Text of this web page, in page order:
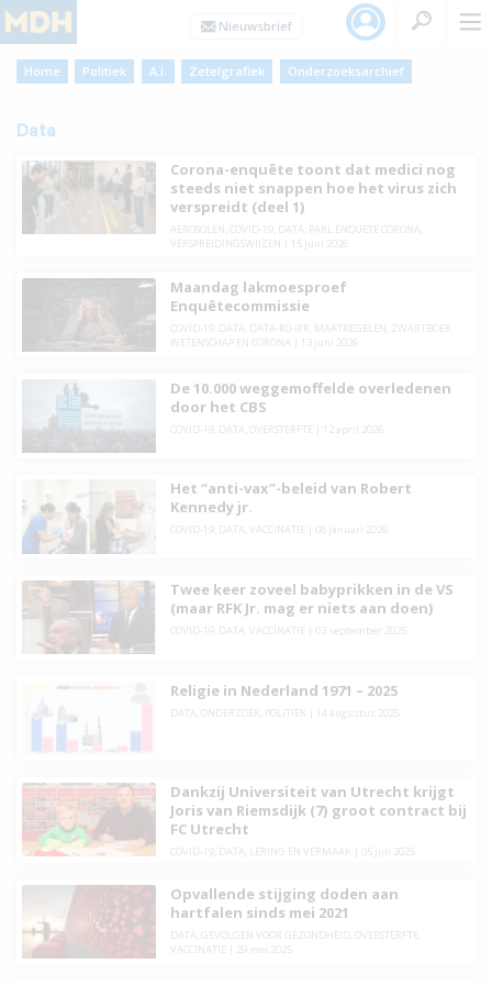
Home Politiek A.I. Zetelgrafiek Onderzoeksarchief
Data
Corona-enquête toont dat medici nog
steeds niet snappen hoe het virus zich
verspreidt (deel 1)
AEROSOLEN COVID-19, DATA PARL.ENQUETE CORONA
VERSPREIDINGSWIJZEN
15 juni 2026
Maandag lakmoesproef
Enquêtecommissie
COVID-19, DATA DATA-R0-IFR MAATREGELEN ZWARTBOEK
WETENSCHAP EN CORONA
13 juni 2026
De 10.000 weggemoffelde overledenen
door het CBS
COVID-19, DATA OVERSTERFTE 12 april 2026
Het “anti-vax”-beleid van Robert
Kennedy jr.
COVID-19, DATA VACCINATIE 08 januari 2026
Twee keer zoveel babyprikken in de VS
(maar RFK Jr. mag er niets aan doen)
COVID-19, DATA VACCINATIE 03 september 2025
Religie in Nederland 1971 – 2025
DATA ONDERZOEK POLITIEK 14 augustus 2025
Dankzij Universiteit van Utrecht krijgt
Joris van Riemsdijk (7) groot contract bij
FC Utrecht
COVID-19, DATA LERING EN VERMAAK 05 juli 2025
Opvallende stijging doden aan
hartfalen sinds mei 2021
DATA GEVOLGEN VOOR GEZONDHEID, OVERSTERFTE
VACCINATIE
29 mei 2025